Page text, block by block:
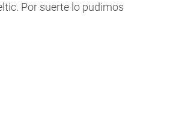
Por suerte lo pudimos